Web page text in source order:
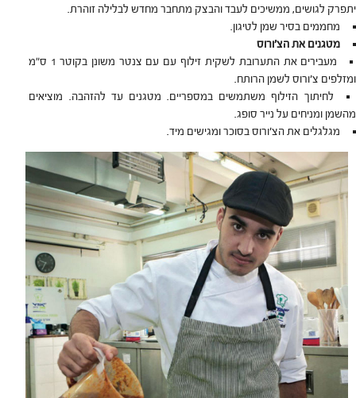
יתפרק לגושים, ממשיכים לעבד והבצק מתחבר מחדש לבלילה זוהרת.
מחממים בסיר שמן לטיגון.
מטגנים את הצ’ורוס
מעבירים את התערובת לשקית זילוף עם עם צנטר משונן בקוטר 1 ס”מ
ומזלפים צ’ורוס לשמן הרותח.
לחיתוך הזילוף משתמשים במספריים. מטגנים עד להזהבה. מוציאים
מהשמן ומניחים על נייר סופג.
מגלגלים את הצ’ורוס בסוכר ומגישים מיד.